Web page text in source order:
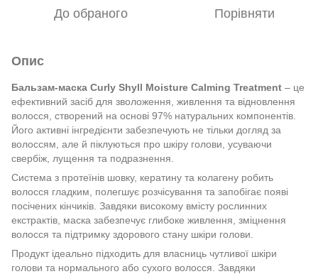
До обраного Порівняти
Опис
Бальзам-маска Curly Shyll Moisture Calming Treatment – це
ефективний засіб для зволоження, живлення та відновлення
волосся, створений на основі 97% натуральних компонентів.
Його активні інгредієнти забезпечують не тільки догляд за
волоссям, але й піклуються про шкіру голови, усуваючи
свербіж, лущення та подразнення.
Система з протеїнів шовку, кератину та колагену робить
волосся гладким, полегшує розчісування та запобігає появі
посічених кінчиків. Завдяки високому вмісту рослинних
екстрактів, маска забезпечує глибоке живлення, зміцнення
волосся та підтримку здорового стану шкіри голови.
Продукт ідеально підходить для власниць чутливої шкіри
голови та нормального або сухого волосся. Завдяки